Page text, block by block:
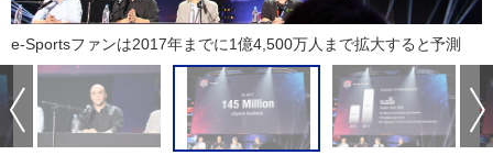
e-Sportsファンは2017年までに1億4,500万人まで拡大すると予測